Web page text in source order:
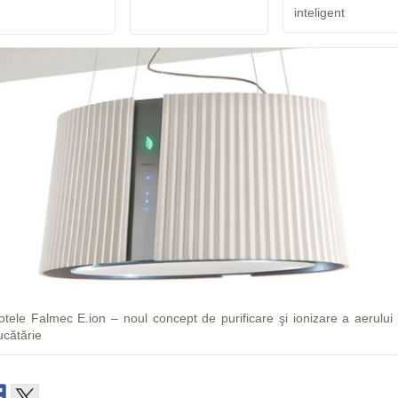
inteligent
Falmec E.ion – noul concept de purificare şi ionizare a aerului